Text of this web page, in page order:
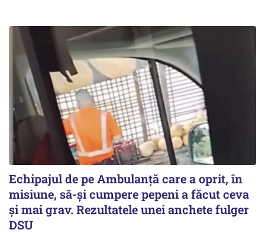
Echipajul de pe Ambulanță care a oprit, în
misiune, să-și cumpere pepeni a făcut ceva
și mai grav. Rezultatele unei anchete fulger
DSU